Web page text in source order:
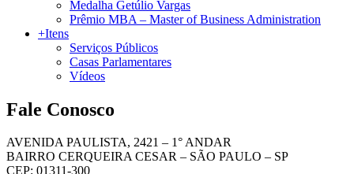
Medalha Getúlio Vargas
Prêmio MBA – Master of Business Administration
+Itens
Serviços Públicos
Casas Parlamentares
Vídeos
Fale Conosco
AVENIDA PAULISTA, 2421 – 1° ANDAR
BAIRRO CERQUEIRA CESAR – SÃO PAULO – SP
CEP: 01311-300